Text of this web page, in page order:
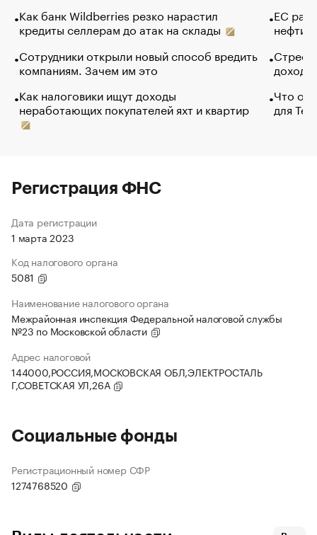
Как банк Wildberries резко нарастил
кредиты селлерам до атак на склады
Сотрудники открыли новый способ вредить
компаниям. Зачем им это
Как налоговики ищут доходы
неработающих покупателей яхт и квартир
ЕС
нефти
Что
для
Регистрация ФНС
Дата регистрации
1 марта 2023
Код налогового органа
5081
Наименование налогового органа
Межрайонная инспекция Федеральной налоговой службы
№23 по Московской области
Адрес налоговой
144000,РОССИЯ,МОСКОВСКАЯ ОБЛ,ЭЛЕКТРОСТАЛЬ
Г,СОВЕТСКАЯ УЛ,26А
Социальные фонды
Регистрационный номер СФР
1274768520